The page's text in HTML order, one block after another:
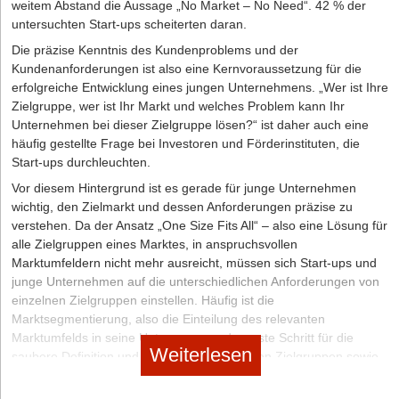
das Potenzial solcher Kooperationen voll auszuschöpfen, bietet
es sich an, einenMulti Listing Service(MLS) zu nutzen: einen
Einsicht in Objektbestände gewähren und
Gemeinschaftsgeschäfte initiieren können.
Unternehmenspartnerschaften schließen:Neben anderen
Immobilienmaklern kommen weitere lokale Unternehmen für
eine Partnerschaft in Frage, wie etwa Banken, Versicherer oder
Notare. Will beispielsweise ein Bankkunde eine Immobilie
Das schafft Vertrauen und stärkt die Reputation des
Immobilienmaklers in der Region.
In einem Berufsverband Mitglied werden:Die Mitgliedschaft
in einem Berufsverband hat mehrere Vorteile, allen voran den
eindeutigen Qualitätsnachweis. DerIVDund derBVFI
(Bundesverband für die Immobilienwirtschaft) stellen hohe
Anforderungen an ihre Mitglieder. Dafür erhalten sie wertvolle
Förderung, wie etwa unterstützende Marketingaktivitäten,
kostengünstige Fortbildungen oder Zugang zum
weitem Abstand die Aussage „No Market – No Need“. 42 % der
untersuchten Start-ups scheiterten daran.
Die präzise Kenntnis des Kundenproblems und der
Kundenanforderungen ist also eine Kernvoraussetzung für die
erfolgreiche Entwicklung eines jungen Unternehmens. „Wer ist Ihre
Zielgruppe, wer ist Ihr Markt und welches Problem kann Ihr
Unternehmen bei dieser Zielgruppe lösen?“ ist daher auch eine
häufig gestellte Frage bei Investoren und Förderinstituten, die
Start-ups durchleuchten.
Vor diesem Hintergrund ist es gerade für junge Unternehmen
wichtig, den Zielmarkt und dessen Anforderungen präzise zu
verstehen. Da der Ansatz „One Size Fits All“ – also eine Lösung für
alle Zielgruppen eines Marktes, in anspruchsvollen
Marktumfeldern nicht mehr ausreicht, müssen sich Start-ups und
junge Unternehmen auf die unterschiedlichen Anforderungen von
einzelnen Zielgruppen einstellen. Häufig ist die
Marktsegmentierung, also die Einteilung des relevanten
Marktumfelds in seine Untergruppen, der erste Schritt für die
saubere Definition und Analyse der relevanten Zielgruppen sowie
Weiterlesen